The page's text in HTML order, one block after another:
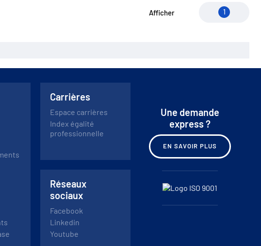
Afficher 1
Carrières
Espace carrières
Index égalité
professionnelle
Réseaux
sociaux
Facebook
Linkedin
Youtube
Une demande
express ?
EN SAVOIR PLUS